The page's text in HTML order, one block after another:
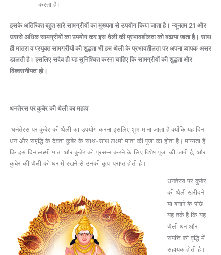
करता है।
इसके अतिरिक्‍त बहुत सारे सामग्रीयों का मुख्‍यता से उपयोग किया जाता है। न्‍यूनतम 21 और
उससे अधिक सामग्रीयों का उपयोग कर इस थैली की प्रभावशीलता को बढाया जाता है। साथ
ही मात्रा व प्रयुक्‍त सामग्रीयों की शुद्धता भी इस थैली के प्रभावशीलता पर अपना व्‍यापक असर
डालती है। इसलिए सदैव ही यह सुनिश्चित करना चाहिए कि सामग्रीयों की शुद्धता और
विश्‍वसनीयता हो।
धनतेरस पर कुबेर की थैली का महत्व
धनतेरस पर कुबेर की थैली का उपयोग करना इसलिए शुभ माना जाता है क्योंकि यह दिन
धन और समृद्धि के देवता कुबेर के साथ-साथ लक्ष्मी माता की पूजा का होता है। मान्यता है
कि इस दिन लक्ष्मी माता और कुबेर को प्रसन्न करने के लिए विशेष पूजा की जाती है, और
कुबेर की थैली को घर में रखने से उनकी कृपा प्राप्त होती है।
धनतेरस पर कुबेर
की थैली खरीदने
या बनाने के पीछे
यह तर्क है कि यह
थैली धन और
संपत्ति की वृद्धि में
सहायक होती है।